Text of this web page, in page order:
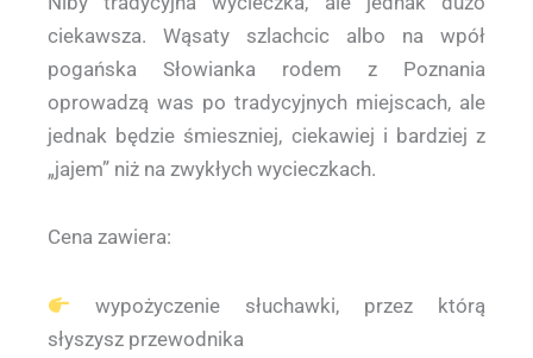
ciekawsza. Wąsaty szlachcic albo na wpół
pogańska Słowianka rodem z Poznania
oprowadzą was po tradycyjnych miejscach, ale
jednak będzie śmieszniej, ciekawiej i bardziej z
„jajem” niż na zwykłych wycieczkach.
Cena zawiera:
wypożyczenie słuchawki, przez którą
słyszysz przewodnika